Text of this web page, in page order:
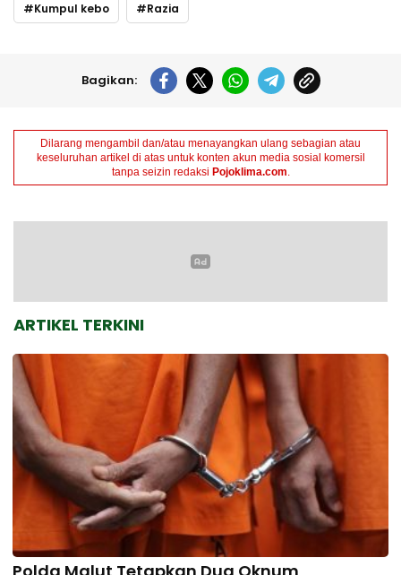
Kumpul kebo Razia
Bagikan:
Dilarang mengambil dan/atau menayangkan ulang sebagian atau
keseluruhan artikel di atas untuk konten akun media sosial komersil
tanpa seizin redaksi Pojoklima.com.
ARTIKEL TERKINI